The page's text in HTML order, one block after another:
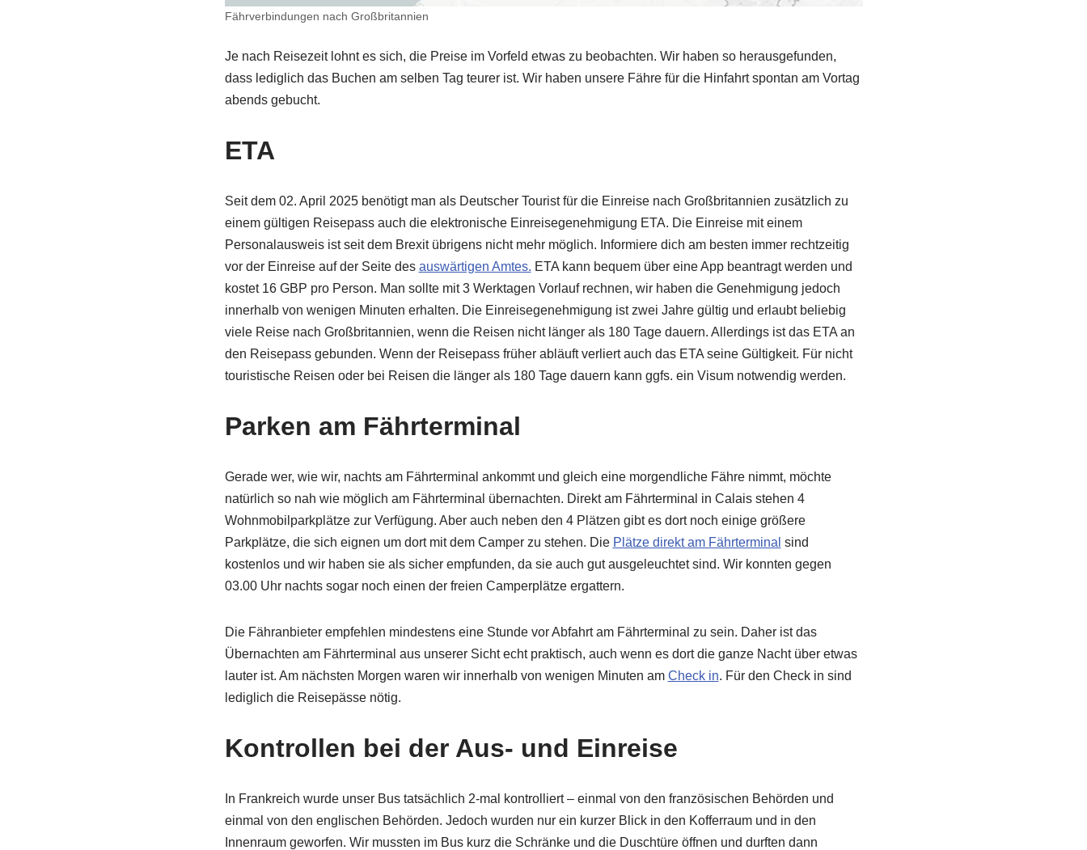
Fährverbindungen nach Großbritannien
Je nach Reisezeit lohnt es sich, die Preise im Vorfeld etwas zu beobachten. Wir haben so herausgefunden,
dass lediglich das Buchen am selben Tag teurer ist. Wir haben unsere Fähre für die Hinfahrt spontan am Vortag
abends gebucht.
ETA
Seit dem 02. April 2025 benötigt man als Deutscher Tourist für die Einreise nach Großbritannien zusätzlich zu
einem gültigen Reisepass auch die elektronische Einreisegenehmigung ETA. Die Einreise mit einem
Personalausweis ist seit dem Brexit übrigens nicht mehr möglich. Informiere dich am besten immer rechtzeitig
vor der Einreise auf der Seite des auswärtigen Amtes. ETA kann bequem über eine App beantragt werden und
kostet 16 GBP pro Person. Man sollte mit 3 Werktagen Vorlauf rechnen, wir haben die Genehmigung jedoch
innerhalb von wenigen Minuten erhalten. Die Einreisegenehmigung ist zwei Jahre gültig und erlaubt beliebig
viele Reise nach Großbritannien, wenn die Reisen nicht länger als 180 Tage dauern. Allerdings ist das ETA an
den Reisepass gebunden. Wenn der Reisepass früher abläuft verliert auch das ETA seine Gültigkeit. Für nicht
touristische Reisen oder bei Reisen die länger als 180 Tage dauern kann ggfs. ein Visum notwendig werden.
Parken am Fährterminal
Gerade wer, wie wir, nachts am Fährterminal ankommt und gleich eine morgendliche Fähre nimmt, möchte
natürlich so nah wie möglich am Fährterminal übernachten. Direkt am Fährterminal in Calais stehen 4
Wohnmobilparkplätze zur Verfügung. Aber auch neben den 4 Plätzen gibt es dort noch einige größere
Parkplätze, die sich eignen um dort mit dem Camper zu stehen. Die Plätze direkt am Fährterminal sind
kostenlos und wir haben sie als sicher empfunden, da sie auch gut ausgeleuchtet sind. Wir konnten gegen
03.00 Uhr nachts sogar noch einen der freien Camperplätze ergattern.
Die Fähranbieter empfehlen mindestens eine Stunde vor Abfahrt am Fährterminal zu sein. Daher ist das
Übernachten am Fährterminal aus unserer Sicht echt praktisch, auch wenn es dort die ganze Nacht über etwas
lauter ist. Am nächsten Morgen waren wir innerhalb von wenigen Minuten am Check in. Für den Check in sind
lediglich die Reisepässe nötig.
Kontrollen bei der Aus- und Einreise
In Frankreich wurde unser Bus tatsächlich 2-mal kontrolliert – einmal von den französischen Behörden und
einmal von den englischen Behörden. Jedoch wurden nur ein kurzer Blick in den Kofferraum und in den
Innenraum geworfen. Wir mussten im Bus kurz die Schränke und die Duschtüre öffnen und durften dann